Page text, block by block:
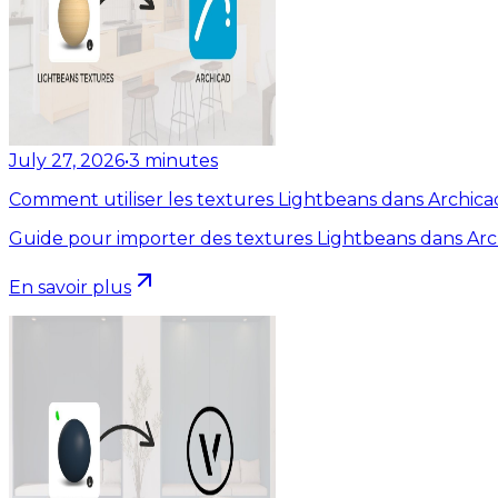
July 27, 2026•3 minutes
Comment utiliser les textures Lightbeans dans
Guide pour importer des textures Lightbeans dans
En savoir plus